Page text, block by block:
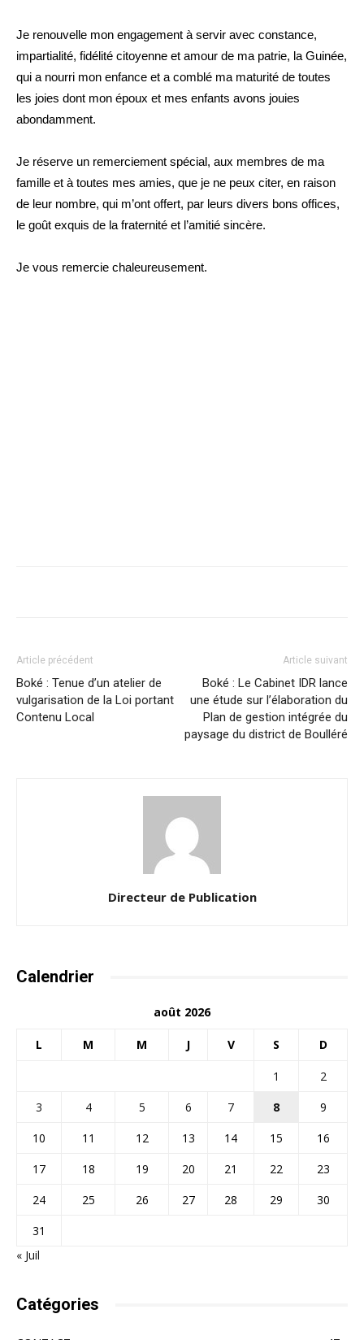
Je renouvelle mon engagement à servir avec constance,
impartialité, fidélité citoyenne et amour de ma patrie, la Guinée,
qui a nourri mon enfance et a comblé ma maturité de toutes
les joies dont mon époux et mes enfants avons jouies
abondamment.
Je réserve un remerciement spécial, aux membres de ma
famille et à toutes mes amies, que je ne peux citer, en raison
de leur nombre, qui m’ont offert, par leurs divers bons offices,
le goût exquis de la fraternité et l’amitié sincère.
Je vous remercie chaleureusement.
Article précédent
Boké : Tenue d’un atelier de
vulgarisation de la Loi portant
Contenu Local
Article suivant
Boké : Le Cabinet IDR lance
une étude sur l’élaboration du
Plan de gestion intégrée du
paysage du district de Boulléré
Directeur de Publication
Calendrier
août 2026
L M M J V S D
1
2
3
4 5 6 7 8
9
10
11 12 13 14 15
16
17
18 19 20 21 22
23
24
25 26 27 28 29
30
31
« Juil
Catégories